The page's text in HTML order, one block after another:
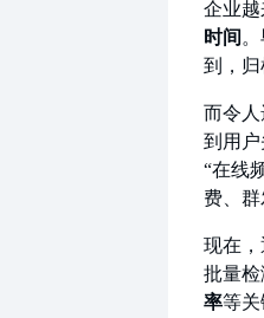
企业越
时间
到，
而令
到用户
“在线
费、
现在，
批量检
率等